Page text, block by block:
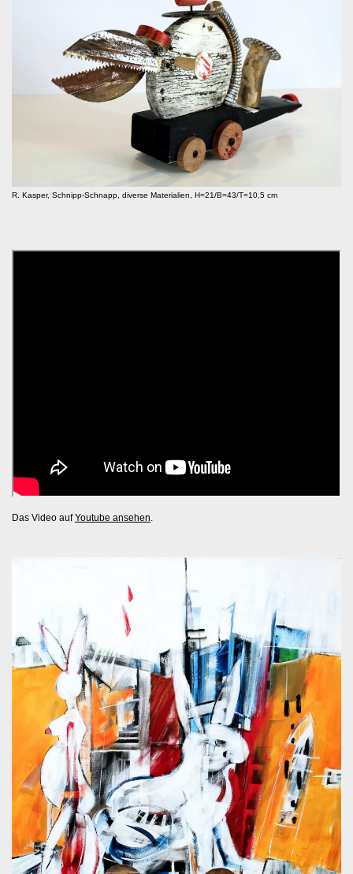
R. Kasper, Schnipp-Schnapp, diverse Materialien, H=21/B=43/T=10,5 cm
Das Video aufYoutube ansehen